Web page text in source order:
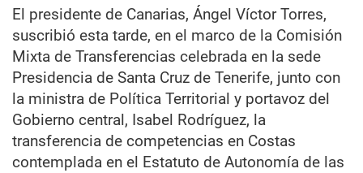
El presidente de Canarias, Ángel Víctor Torres,
suscribió esta tarde, en el marco de la Comisión
Mixta de Transferencias celebrada en la sede
Presidencia de Santa Cruz de Tenerife, junto con
la ministra de Política Territorial y portavoz del
Gobierno central, Isabel Rodríguez, la
transferencia de competencias en Costas
contemplada en el Estatuto de Autonomía de las